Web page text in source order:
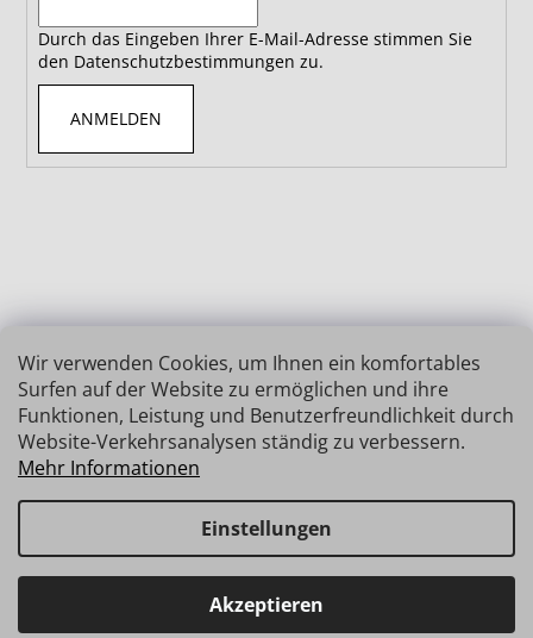
Wir verwenden Cookies, um Ihnen ein komfortables
Surfen auf der Website zu ermöglichen und ihre
Funktionen, Leistung und Benutzerfreundlichkeit durch
Website-Verkehrsanalysen ständig zu verbessern.
Mehr Informationen
Einstellungen
Akzeptieren
Haben Sie Fragen? Wir stehen Ihnen gerne zur Verfügung →
schnelle Verbindung: info@insz.at
Durch das Eingeben Ihrer E-Mail-Adresse stimmen Sie
den Datenschutzbestimmungen zu.
ANMELDEN
Erstellt von Shoptet
Copyright 2026INSIZE | MESSTECHNIK. Alle Rechte
vorbehalten.